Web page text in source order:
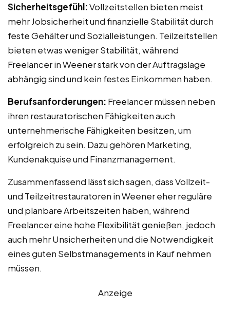
Sicherheitsgefühl:Vollzeitstellen bieten meist
mehr Jobsicherheit und finanzielle Stabilität durch
feste Gehälter und Sozialleistungen. Teilzeitstellen
bieten etwas weniger Stabilität, während
Freelancer in Weener stark von der Auftragslage
abhängig sind und kein festes Einkommen haben.
Berufsanforderungen: Freelancer müssen neben
ihren restauratorischen Fähigkeiten auch
unternehmerische Fähigkeiten besitzen, um
erfolgreich zu sein. Dazu gehören Marketing,
Kundenakquise und Finanzmanagement.
Zusammenfassend lässt sich sagen, dass Vollzeit-
und Teilzeitrestauratoren in Weener eher reguläre
und planbare Arbeitszeiten haben, während
Freelancer eine hohe Flexibilität genießen, jedoch
auch mehr Unsicherheiten und die Notwendigkeit
eines guten Selbstmanagements in Kauf nehmen
müssen.
Anzeige